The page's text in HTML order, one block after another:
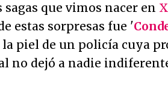
sagas que vimos nacer en
estas sorpresas fue '
piel de un policía cuya
no dejó a nadie